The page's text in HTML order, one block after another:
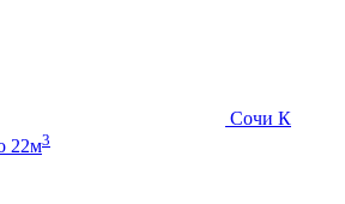
Сочи К
22м3